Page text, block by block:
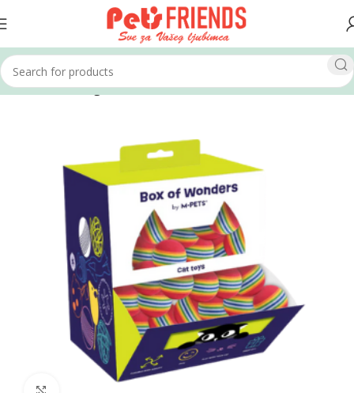
Home Mačke Igračke